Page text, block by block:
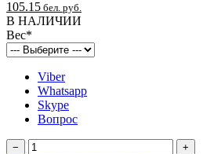
105.15 бел. руб.
В НАЛИЧИИ
Вес*
Viber
Whatsapp
Skype
Вопрос
− +